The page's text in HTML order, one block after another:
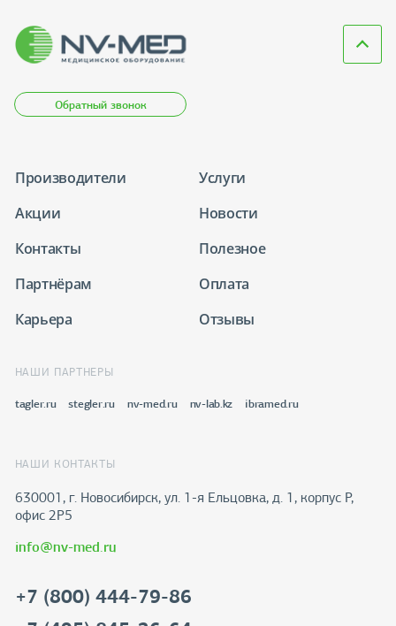
Обратный звонок
Производители
Услуги
Акции
Новости
Контакты
Полезное
Партнёрам
Оплата
Карьера
Отзывы
НАШИ ПАРТНЕРЫ
tagler.ru stegler.ru nv-med.ru nv-lab.kz ibramed.ru
НАШИ КОНТАКТЫ
630001, г. Новосибирск, ул. 1-я Ельцовка, д. 1, корпус Р,
офис 2Р5
info@nv-med.ru
+7 (800) 444-79-86